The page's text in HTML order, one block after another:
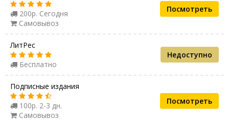
200р. Сегодня
Самовывоз
Посмотреть
ЛитРес
Бесплатно
Недоступно
Подписные издания
100р. 2-3 дн.
Самовывоз
Посмотреть